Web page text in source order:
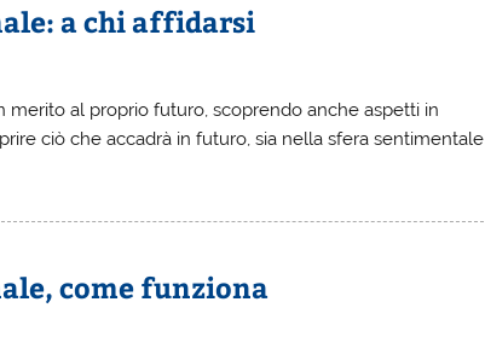
a chi affidarsi
al proprio futuro, scoprendo anche aspetti in
ciò che accadrà in futuro, sia nella sfera sentimentale
come funziona